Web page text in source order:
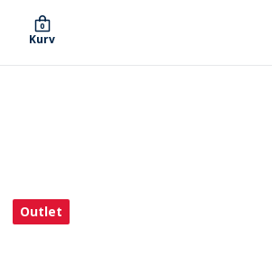
Kurv
0
Outlet